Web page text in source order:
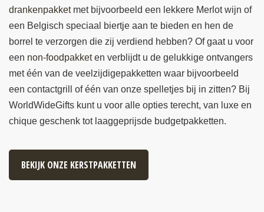
drankenpakketmet bijvoorbeeld een lekkere Merlot wijn of
een Belgisch speciaal biertje aan te bieden en hen de
borrel te verzorgen die zij verdiend hebben? Of gaat u voor
een non-foodpakketen verblijdt u de gelukkige ontvangers
met één van de veelzijdigepakketten waar bijvoorbeeld
een contactgrill of één van onze spelletjes bij in zitten? Bij
WorldWideGifts kunt u voor alle opties terecht, van luxe en
chique geschenk tot laaggeprijsde budgetpakketten.
BEKIJK ONZE KERSTPAKKETTEN